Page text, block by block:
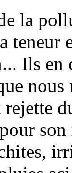
la
teneur
Ils en
rejette